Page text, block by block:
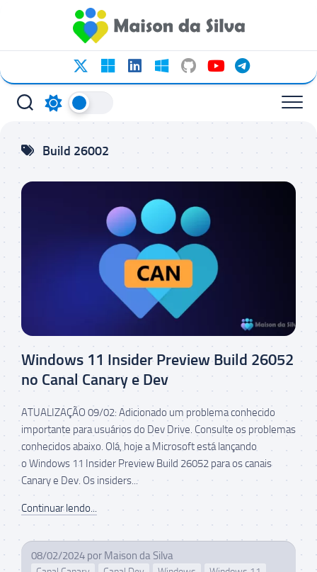
conteúdo
Build 26002
Windows 11 Insider Preview Build 26052
no Canal Canary e Dev
ATUALIZAÇÃO 09/02: Adicionado um problema conhecido
importante para usuários do Dev Drive. Consulte os problemas
conhecidos abaixo. Olá, hoje a Microsoft está lançando
o Windows 11 Insider Preview Build 26052 para os canais
Canary e Dev. Os insiders...
Continuar lendo...
08/02/2024 por Maison da Silva